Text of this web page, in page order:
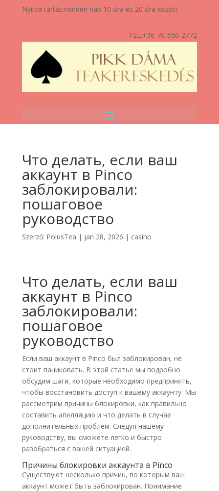
Nyitva tartás:minden nap 10 óra és 20 óra között
TEL:+36-70-550-2772
Что делать, если ваш
аккаунт в Pinco
заблокировали:
пошаговое
руководство
Szerző: PolusTea | jan 28, 2026 | casino
Что делать, если ваш
аккаунт в Pinco
заблокировали:
пошаговое
руководство
Если ваш аккаунт в Pinco был заблокирован, не
стоит паниковать. В этой статье мы подробно
обсудим шаги, которые необходимо предпринять,
чтобы восстановить доступ к вашему аккаунту. Мы
рассмотрим причины блокировки, как правильно
составить апелляцию и что делать в случае
дополнительных проблем. Следуя нашему
руководству, вы сможете легко и быстро
разобраться с вашей ситуацией.
Причины блокировки аккаунта в Pinco
Существуют несколько причин, по которым ваш
аккаунт может быть заблокирован. Понимание